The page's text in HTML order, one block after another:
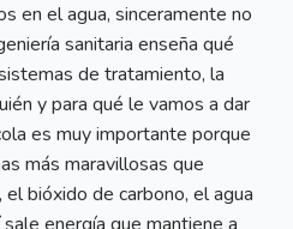
en el agua, sinceramente no
sanitaria enseña qué
de tratamiento, la
y para qué le vamos a dar
es muy importante porque
más maravillosas que
bióxido de carbono, el agua